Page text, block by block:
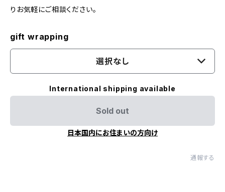
りお気軽にご相談ください。
gift wrapping
選択なし
International shipping available
Sold out
日本国内にお住まいの方向け
通報する